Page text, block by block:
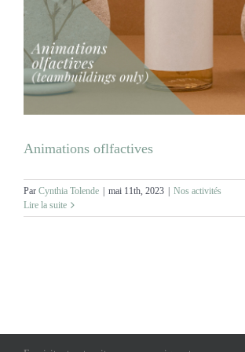
NOS ACTIVITES
CONTACT
Animations oflfactives
Par Cynthia Tolende | mai 11th, 2023 | Nos activités
Lire la suite